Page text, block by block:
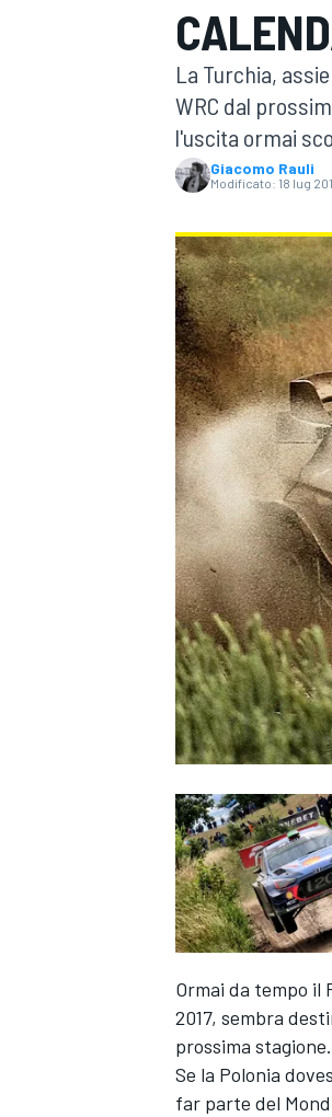
MOTOGP
WRC
MONOPOSTO
La Turchia,
WRC dal
l'uscita ormai
Giacomo Rauli
Modificato: 18 lug
Ormai da tempo il
2017, sembra
prossima stagione.
Se la Polonia
far parte del